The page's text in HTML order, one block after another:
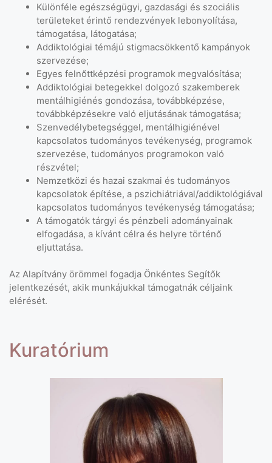
Különféle egészségügyi, gazdasági és szociális
területeket érintő rendezvények lebonyolítása,
támogatása, látogatása;
Addiktológiai témájú stigmacsökkentő kampányok
szervezése;
Egyes felnőttképzési programok megvalósítása;
Addiktológiai betegekkel dolgozó szakemberek
mentálhigiénés gondozása, továbbképzése,
továbbképzésekre való eljutásának támogatása;
Szenvedélybetegséggel, mentálhigiénével
kapcsolatos tudományos tevékenység, programok
szervezése, tudományos programokon való
részvétel;
Nemzetközi és hazai szakmai és tudományos
kapcsolatok építése, a pszichiátriával/addiktológiával
kapcsolatos tudományos tevékenység támogatása;
A támogatók tárgyi és pénzbeli adományainak
elfogadása, a kívánt célra és helyre történő
eljuttatása.
Az Alapítvány örömmel fogadja Önkéntes Segítők
jelentkezését, akik munkájukkal támogatnák céljaink
elérését.
Kuratórium